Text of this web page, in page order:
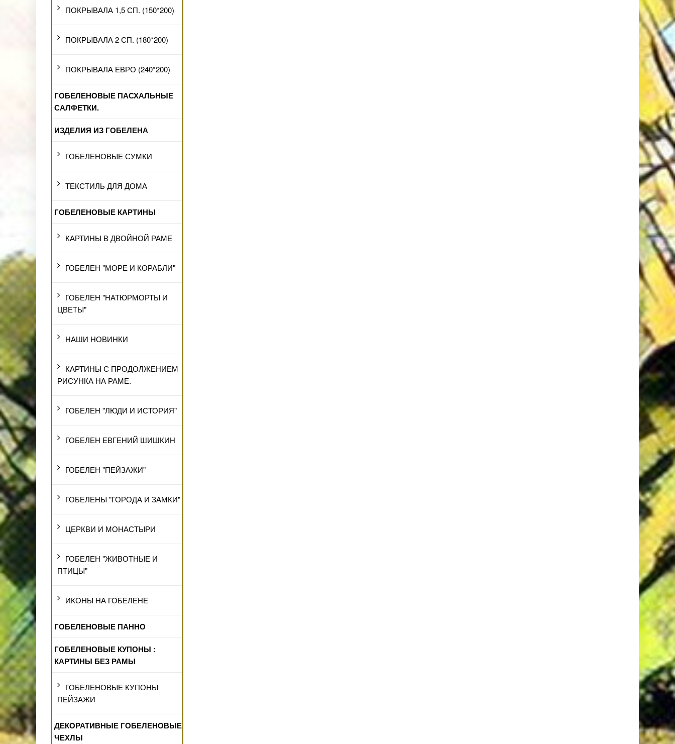
ПОКРЫВАЛА 1,5 СП. (150*200)
ПОКРЫВАЛА 2 СП. (180*200)
ПОКРЫВАЛА ЕВРО (240*200)
ГОБЕЛЕНОВЫЕ ПАСХАЛЬНЫЕ
САЛФЕТКИ.
ИЗДЕЛИЯ ИЗ ГОБЕЛЕНА
ГОБЕЛЕНОВЫЕ СУМКИ
ТЕКСТИЛЬ ДЛЯ ДОМА
ГОБЕЛЕНОВЫЕ КАРТИНЫ
КАРТИНЫ В ДВОЙНОЙ РАМЕ
ГОБЕЛЕН "МОРЕ И КОРАБЛИ"
ГОБЕЛЕН "НАТЮРМОРТЫ И
ЦВЕТЫ"
НАШИ НОВИНКИ
КАРТИНЫ С ПРОДОЛЖЕНИЕМ
РИСУНКА НА РАМЕ.
ГОБЕЛЕН "ЛЮДИ И ИСТОРИЯ"
ГОБЕЛЕН ЕВГЕНИЙ ШИШКИН
ГОБЕЛЕН "ПЕЙЗАЖИ"
ГОБЕЛЕНЫ "ГОРОДА И ЗАМКИ"
ЦЕРКВИ И МОНАСТЫРИ
ГОБЕЛЕН "ЖИВОТНЫЕ И
ПТИЦЫ"
ИКОНЫ НА ГОБЕЛЕНЕ
ГОБЕЛЕНОВЫЕ ПАННО
ГОБЕЛЕНОВЫЕ КУПОНЫ :
КАРТИНЫ БЕЗ РАМЫ
ГОБЕЛЕНОВЫЕ КУПОНЫ
ПЕЙЗАЖИ
ДЕКОРАТИВНЫЕ ГОБЕЛЕНОВЫЕ
ЧЕХЛЫ